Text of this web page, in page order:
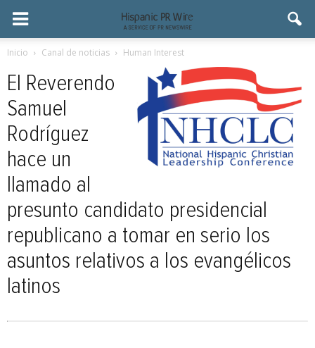
Inicio Canal de noticias Human Interest
El Reverendo
Samuel
Rodríguez
hace un
llamado al
presunto candidato presidencial
republicano a tomar en serio los
asuntos relativos a los evangélicos
latinos